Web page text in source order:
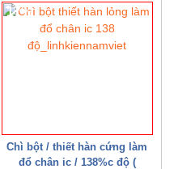
Chì bột / thiết hàn cứng làm
đổ chân ic / 138%c độ (
17%